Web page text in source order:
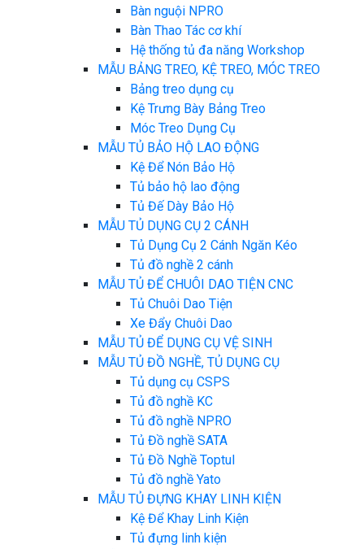
Bàn nguội NPRO
Bàn Thao Tác cơ khí
Hệ thống tủ đa năng Workshop
MẪU BẢNG TREO, KỆ TREO, MÓC TREO
Bảng treo dụng cụ
Kệ Trưng Bày Bảng Treo
Móc Treo Dụng Cụ
MẪU TỦ BẢO HỘ LAO ĐỘNG
Kệ Để Nón Bảo Hộ
Tủ bảo hộ lao động
Tủ Đế Dày Bảo Hộ
MẪU TỦ DỤNG CỤ 2 CÁNH
Tủ Dụng Cụ 2 Cánh Ngăn Kéo
Tủ đồ nghề 2 cánh
MẪU TỦ ĐỂ CHUÔI DAO TIỆN CNC
Tủ Chuôi Dao Tiện
Xe Đẩy Chuôi Dao
MẪU TỦ ĐỂ DỤNG CỤ VỆ SINH
MẪU TỦ ĐỒ NGHỀ, TỦ DỤNG CỤ
Tủ dụng cụ CSPS
Tủ đồ nghề KC
Tủ đồ nghề NPRO
Tủ Đồ nghề SATA
Tủ Đồ Nghề Toptul
Tủ đồ nghề Yato
MẪU TỦ ĐỰNG KHAY LINH KIỆN
Kệ Để Khay Linh Kiện
Tủ đựng linh kiện